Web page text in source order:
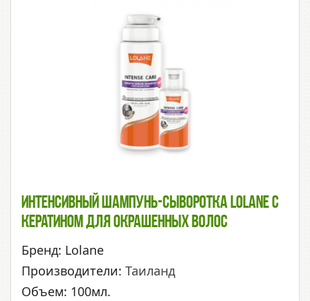
Интенсивный Шампунь-Сыворотка Lolane С
Кератином Для Окрашенных Волос
Бренд: Lolane
Производители: Таиланд
Объем: 100мл.